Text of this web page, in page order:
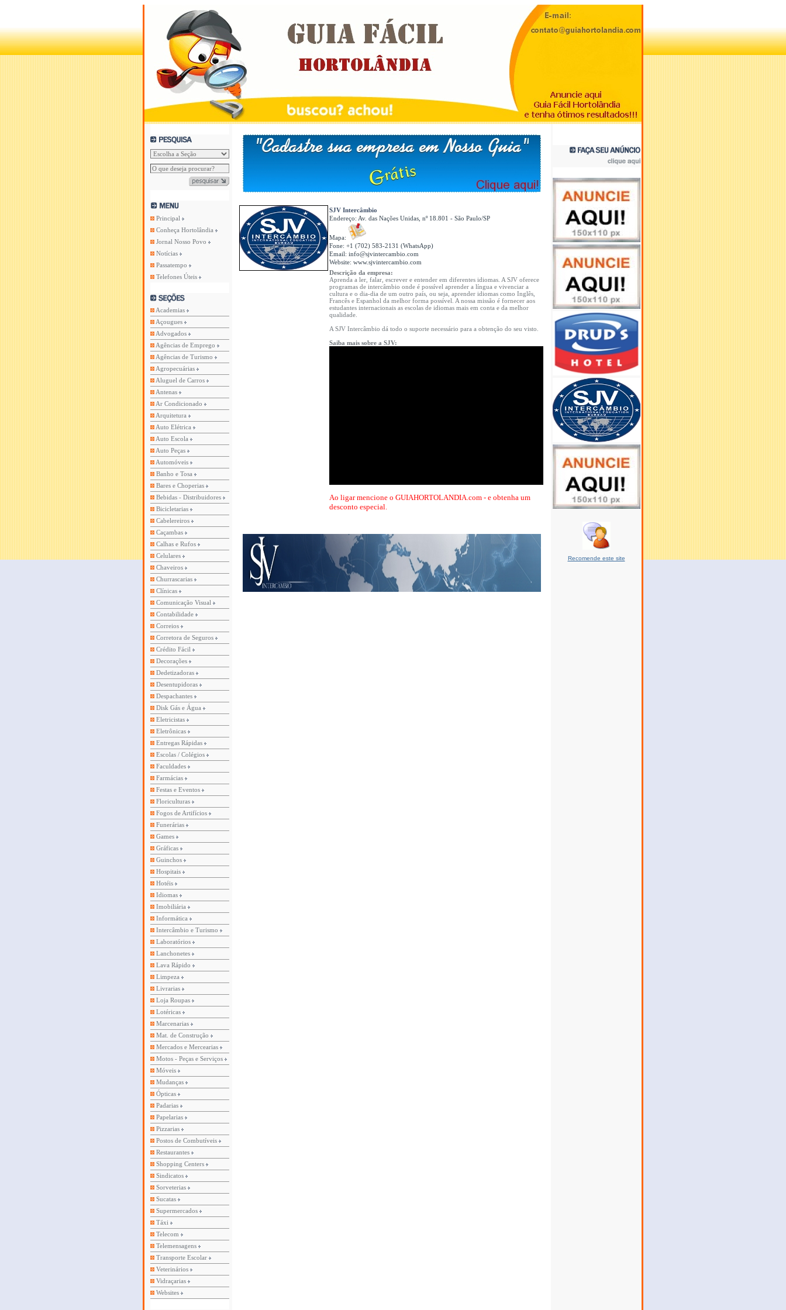
Principal
Conheça Hortolândia
Jornal Nosso Povo
Notícias
Passatempo
Telefones Úteis
Academias
Açougues
Advogados
Agências de Emprego
Agências de Turismo
Agropecuárias
Aluguel de Carros
Antenas
Ar Condicionado
Arquitetura
Auto Elétrica
Auto Escola
Auto Peças
Automóveis
Banho e Tosa
Bares e Choperias
Bebidas - Distribuidores
Bicicletarias
Cabelereiros
Caçambas
Calhas e Rufos
Celulares
Chaveiros
Churrascarias
Clínicas
Comunicação Visual
Contabilidade
Correios
Corretora de Seguros
Crédito Fácil
Decorações
Dedetizadoras
Desentupidoras
Despachantes
Disk Gás e Água
Eletricistas
Eletrônicas
Entregas Rápidas
Escolas / Colégios
Faculdades
Farmácias
Festas e Eventos
Floriculturas
Fogos de Artifícios
Funerárias
Games
Gráficas
Guinchos
Hospitais
Hotéis
Idiomas
Imobiliária
Informática
Intercâmbio e Turismo
Laboratórios
Lanchonetes
Lava Rápido
Limpeza
Livrarias
Loja Roupas
Lotéricas
Marcenarias
Mat. de Construção
Mercados e Mercearias
Motos - Peças e Serviços
Móveis
Mudanças
Ópticas
Padarias
Papelarias
Pizzarias
Postos de Combutíveis
Restaurantes
Shopping Centers
Sindicatos
Sorveterias
Sucatas
Supermercados
Táxi
Telecom
Telemensagens
Transporte Escolar
Veterinários
Vidraçarias
Websites
SJV Intercâmbio
Endereço: Av. das Nações Unidas, nº 18.801 - São Paulo/SP
Mapa:
Fone: +1 (702) 583-2131 (WhatsApp)
Email: info@sjvintercambio.com
Website: www.sjvintercambio.com
Descrição da empresa:
Aprenda a ler, falar, escrever e entender em diferentes idiomas. A SJV oferece
programas de intercâmbio onde é possível aprender a língua e vivenciar a
cultura e o dia-dia de um outro país, ou seja, aprender idiomas como Inglês,
Francês e Espanhol da melhor forma possível. A nossa missão é fornecer aos
estudantes internacionais as escolas de idiomas mais em conta e da melhor
qualidade.
A SJV Intercâmbio dá todo o suporte necessário para a obtenção do seu visto.
Saiba mais sobre a SJV:
Ao ligar mencione o GUIAHORTOLANDIA.com - e obtenha um
desconto especial.
Recomende este site